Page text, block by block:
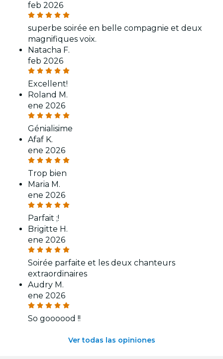
feb 2026
superbe soirée en belle compagnie et deux
magnifiques voix.
Natacha F.
feb 2026
Excellent!
Roland M.
ene 2026
Génialisime
Afaf K.
ene 2026
Trop bien
Maria M.
ene 2026
Parfait ;!
Brigitte H.
ene 2026
Soirée parfaite et les deux chanteurs
extraordinaires
Audry M.
ene 2026
So goooood !!
Ver todas las opiniones